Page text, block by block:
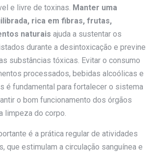
e livre de toxinas. Manter uma
rica em fibras, frutas,
naturais ajuda a sustentar os
durante a desintoxicação e previne
substâncias tóxicas. Evitar o consumo
processados, bebidas alcoólicas e
é fundamental para fortalecer o sistema
o bom funcionamento dos órgãos
limpeza do corpo.
é a prática regular de atividades
que estimulam a circulação sanguínea e